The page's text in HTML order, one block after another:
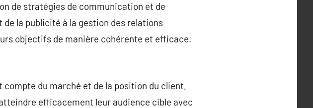
de stratégies de communication et de
la publicité à la gestion des relations
objectifs de manière cohérente et efficace.
compte du marché et de la position du client,
efficacement leur audience cible avec